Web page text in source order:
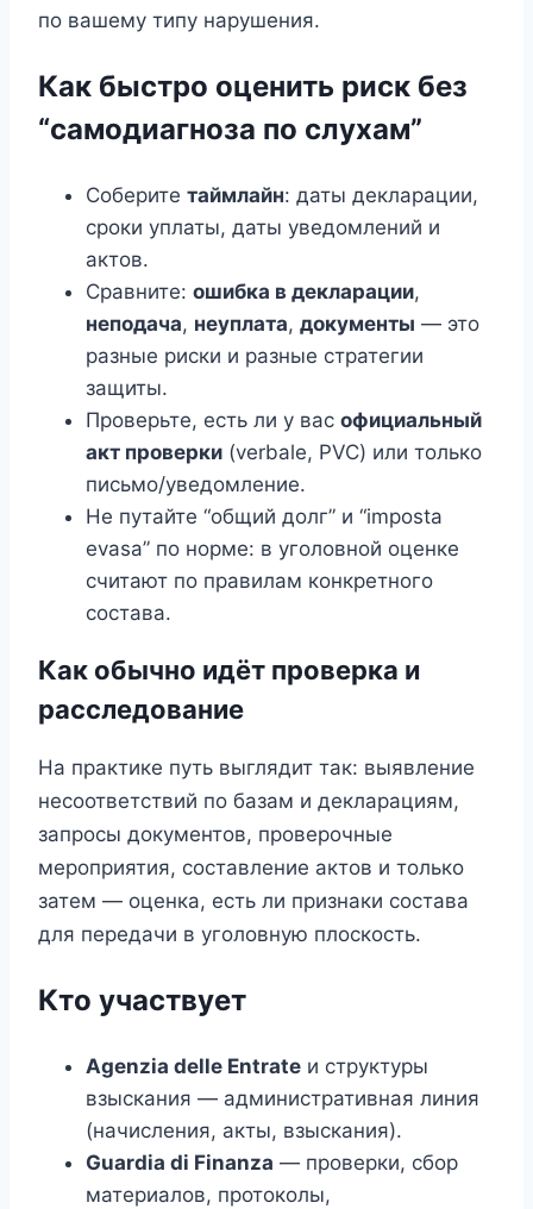
по вашему типу нарушения.
Как быстро оценить риск без
“самодиагноза по слухам”
Соберите таймлайн: даты декларации,
сроки уплаты, даты уведомлений и
актов.
Сравните: ошибка в декларации,
неподача, неуплата, документы — это
разные риски и разные стратегии
защиты.
Проверьте, есть ли у вас официальный
акт проверки (verbale, PVC) или только
письмо/уведомление.
Не путайте “общий долг” и “imposta
evasa” по норме: в уголовной оценке
считают по правилам конкретного
состава.
Как обычно идёт проверка и
расследование
На практике путь выглядит так: выявление
несоответствий по базам и декларациям,
запросы документов, проверочные
мероприятия, составление актов и только
затем — оценка, есть ли признаки состава
для передачи в уголовную плоскость.
Кто участвует
Agenzia delle Entrate и структуры
взыскания — административная линия
(начисления, акты, взыскания).
Guardia di Finanza — проверки, сбор
материалов, протоколы,